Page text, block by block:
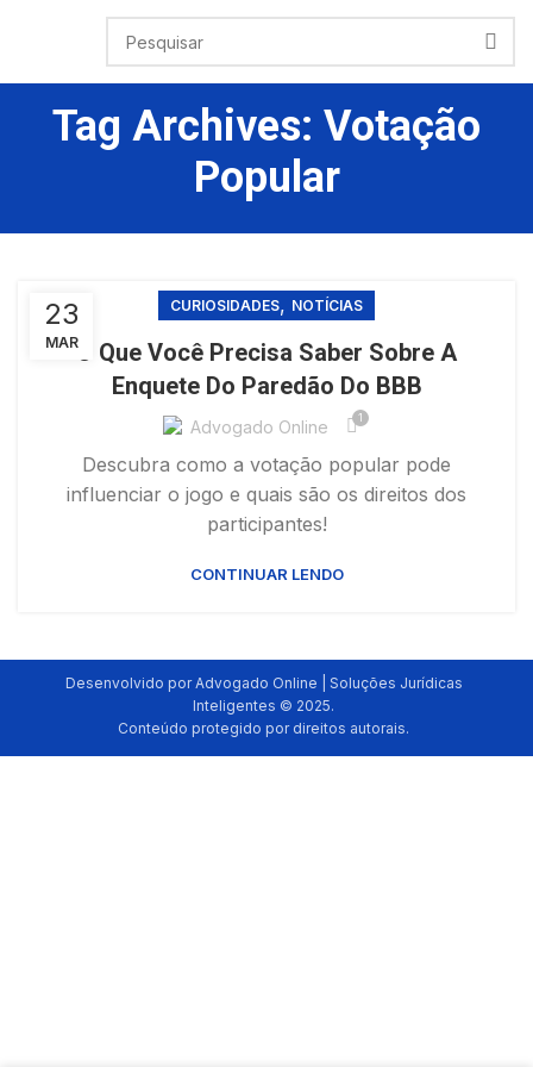
Tag Archives: Votação
Popular
23
MAR
CURIOSIDADES, NOTÍCIAS
O Que Você Precisa Saber Sobre A
Enquete Do Paredão Do BBB
Advogado Online 1
Descubra como a votação popular pode
influenciar o jogo e quais são os direitos dos
participantes!
CONTINUAR LENDO
Desenvolvido por Advogado Online | Soluções Jurídicas
Inteligentes © 2025.
Conteúdo protegido por direitos autorais.